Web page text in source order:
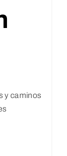
y caminos